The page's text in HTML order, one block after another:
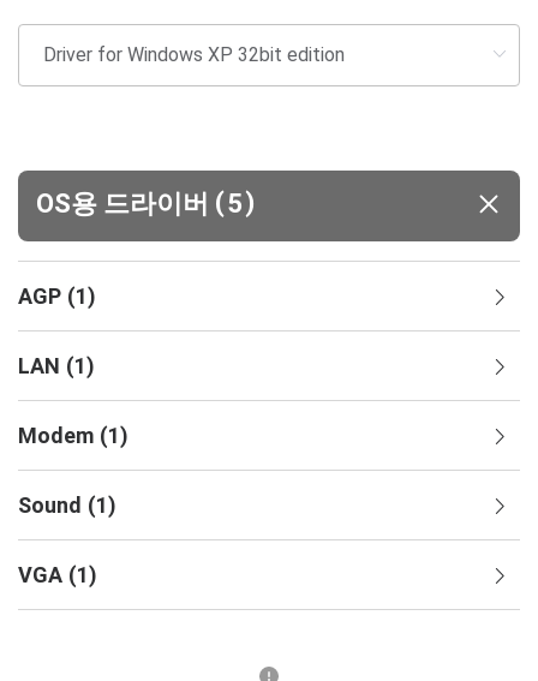
OS용 드라이버 (5)
AGP (1)
LAN (1)
Modem (1)
Sound (1)
VGA (1)